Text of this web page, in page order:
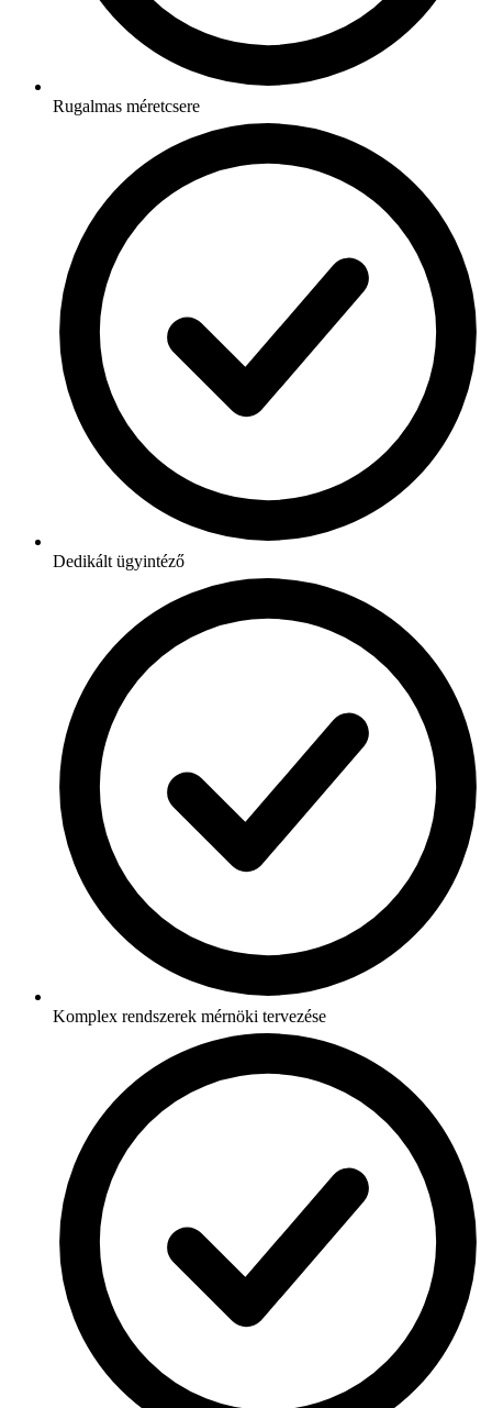
Rugalmas méretcsere
Dedikált ügyintéző
Komplex rendszerek mérnöki tervezése